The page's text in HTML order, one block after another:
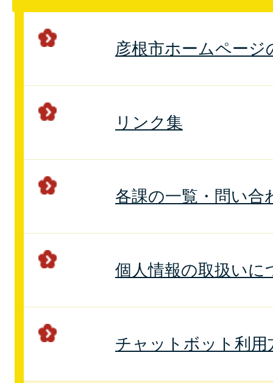
彦根市ホームページ
リンク集
各課の一覧・問い合
個人情報の取扱いに
チャットボット利用